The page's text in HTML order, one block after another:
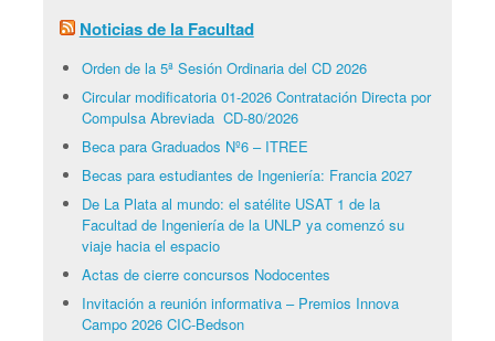
Noticias de la Facultad
Orden de la 5ª Sesión Ordinaria del CD 2026
Circular modificatoria 01-2026 Contratación Directa por
Compulsa Abreviada CD-80/2026
Beca para Graduados Nº6 – ITREE
Becas para estudiantes de Ingeniería: Francia 2027
De La Plata al mundo: el satélite USAT 1 de la
Facultad de Ingeniería de la UNLP ya comenzó su
viaje hacia el espacio
Actas de cierre concursos Nodocentes
Invitación a reunión informativa – Premios Innova
Campo 2026 CIC-Bedson